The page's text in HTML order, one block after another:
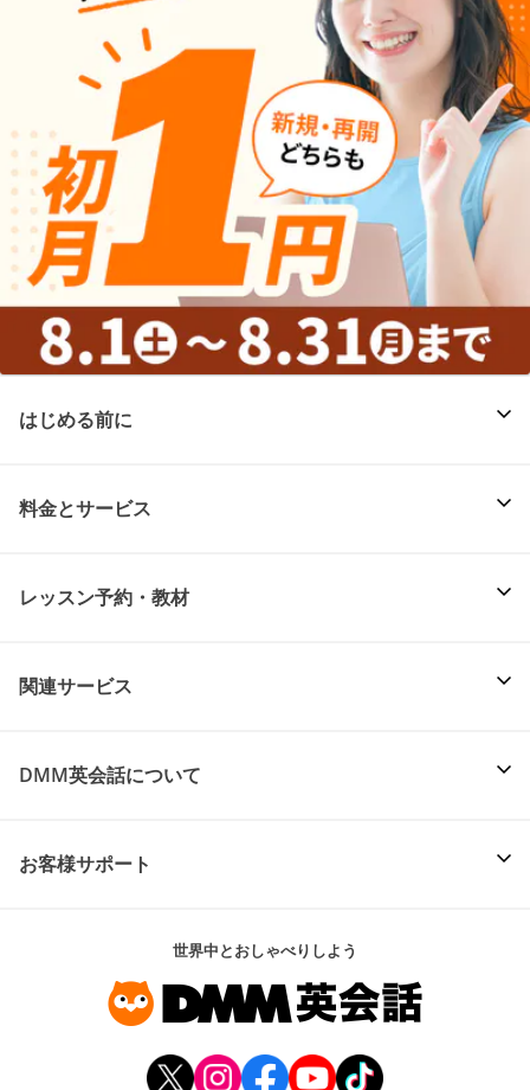
はじめる前に
料金とサービス
レッスン予約・教材
関連サービス
DMM英会話について
お客様サポート
世界中とおしゃべりしよう